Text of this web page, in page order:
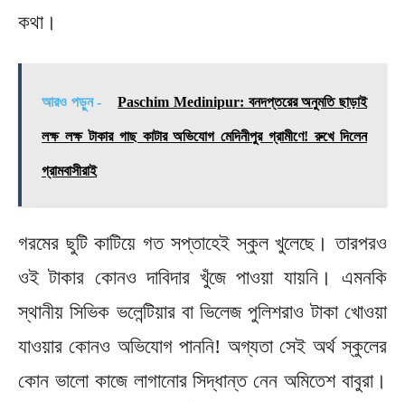
কথা।
আরও পড়ুন - Paschim Medinipur: বনদপ্তরের অনুমতি ছাড়াই
লক্ষ লক্ষ টাকার গাছ কাটার অভিযোগ মেদিনীপুর গ্রামীণে! রুখে দিলেন
গ্রামবাসীরাই
গরমের ছুটি কাটিয়ে গত সপ্তাহেই স্কুল খুলেছে। তারপরও
ওই টাকার কোনও দাবিদার খুঁজে পাওয়া যায়নি। এমনকি
স্থানীয় সিভিক ভলেন্টিয়ার বা ভিলেজ পুলিশরাও টাকা খোওয়া
যাওয়ার কোনও অভিযোগ পাননি! অগ্যতা সেই অর্থ স্কুলের
কোন ভালো কাজে লাগানোর সিদ্ধান্ত নেন অমিতেশ বাবুরা।